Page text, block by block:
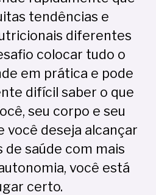
tendências e
diferentes
colocar tudo o
em prática e pode
difícil saber o que
seu corpo e seu
você deseja alcançar
de saúde com mais
, você está
certo.